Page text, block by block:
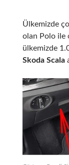
Ülkemizde
olan Polo ile
ülkemizde
Skoda Scala